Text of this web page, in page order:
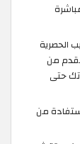
الحصرية
من
حتى
سعودي للاستفادة من